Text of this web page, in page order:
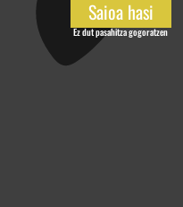
Ez dut pasahitza gogoratzen